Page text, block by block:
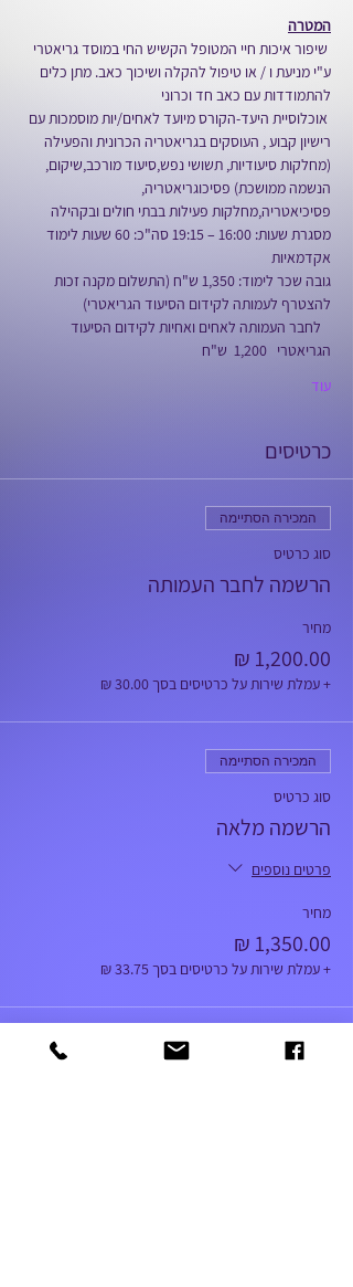
המטרה
שיפור איכות חיי המטופל הקשיש החי במוסד גריאטרי
ע"י מניעת ו / או טיפול להקלה ושיכוך כאב. מתן כלים
להתמודדות עם כאב חד וכרוני
אוכלוסיית היעד-הקורס מיועד לאחים/יות מוסמכות עם
רישיון קבוע , העוסקים בגריאטריה הכרונית והפעילה
(מחלקות סיעודיות, תשושי נפש,סיעוד מורכב,שיקום,
הנשמה ממושכת) פסיכוגריאטריה,
פסיכיאטריה,מחלקות פעילות בבתי חולים ובקהילה
מסגרת שעות: 16:00 – 19:15 סה"כ: 60 שעות לימוד
אקדמאיות
גובה שכר לימוד: 1,350 ש"ח (התשלום מקנה זכות
להצטרף לעמותה לקידום הסיעוד הגריאטרי)
לחבר העמותה לאחים ואחיות לקידום הסיעוד
הגריאטרי   1,200  ש"ח
עוד
כרטיסים
המכירה הסתיימה
סוג כרטיס
הרשמה לחבר העמותה
מחיר
+ עמלת שירות על כרטיסים בסך ‏30.00 ‏₪
המכירה הסתיימה
סוג כרטיס
הרשמה מלאה
פרטים נוספים
מחיר
+ עמלת שירות על כרטיסים בסך ‏33.75 ‏₪